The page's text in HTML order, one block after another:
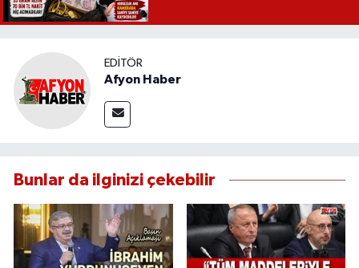
EDITÖR
Afyon Haber
Bunlar da ilginizi çekebilir